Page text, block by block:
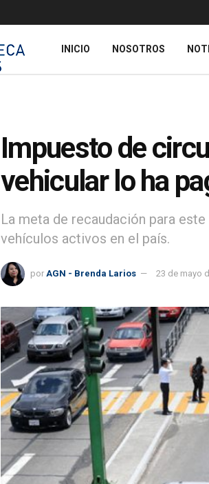
INICIO NOSOTROS
Impuesto de
vehicular lo ha
La meta de recaudación para
vehículos activos en el país.
por AGN - Brenda Larios 23 de mayo